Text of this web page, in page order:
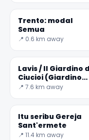
Trento: modal
Semua
📍 0.6 km away
Lavis / Il Giardino
Ciucioi (Giardino
Bortolotti )
📍 7.6 km away
Itu seribu Gereja
Sant'ermete
📍 11.4 km away